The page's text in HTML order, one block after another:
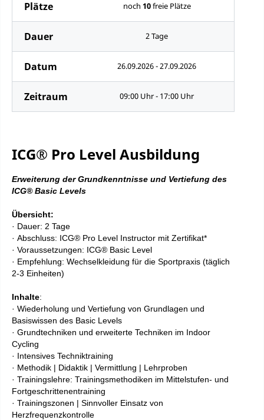
Plätze noch 10freie Plätze
Dauer 2 Tage
Datum 26.09.2026 - 27.09.2026
Zeitraum 09:00 Uhr - 17:00 Uhr
ICG® Pro Level Ausbildung
Erweiterung der Grundkenntnisse und Vertiefung des
ICG® Basic Levels​
Übersicht:
· Dauer: 2 Tage
· Abschluss: ICG® Pro Level Instructor mit Zertifikat*
· Voraussetzungen: ICG® Basic Level
· Empfehlung: Wechselkleidung für die Sportpraxis (täglich
2-3 Einheiten)
Inhalte:
· Wiederholung und Vertiefung von Grundlagen und
Basiswissen des Basic Levels
· Grundtechniken und erweiterte Techniken im Indoor
Cycling
· Intensives Techniktraining
· Methodik | Didaktik | Vermittlung | Lehrproben
· Trainingslehre: Trainingsmethodiken im Mittelstufen- und
Fortgeschrittenentraining
· Trainingszonen | Sinnvoller Einsatz von
Herzfrequenzkontrolle